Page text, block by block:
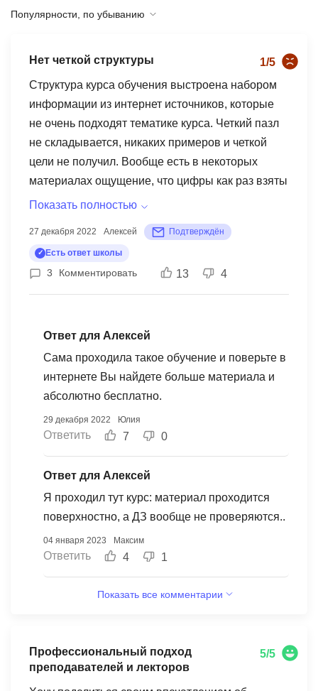
Популярности, по убыванию
Нет четкой структуры
1/5
Структура курса обучения выстроена набором
информации из интернет источников, которые
не очень подходят тематике курса. Четкий пазл
не складывается, никаких примеров и четкой
цели не получил. Вообще есть в некоторых
материалах ощущение, что цифры как раз взяты
та угад. Когда начинаешь задавать вопросы, то
абсолютного непонимания, рассказывают на
лекции методику решения определенной задачи,
когда дают дз уже требуют использовать
абсолютно другую методику, не ту которую
полученные знания?! Получается только гугл в
помощь но только оплату за курс взимают за
оказания услуг в качестве знаний, а не умение
искать в гугл. Честно сказать, что на ютубе и то
усвоится и главное бесплатно. Хоть курс мне
потраченных средств. Полезной информации
Показать полностью
27 декабря 2022 Алексей Подтверждён
Есть ответ школы
3 Комментировать 13 4
Ответ для Алексей
Сама проходила такое обучение и поверьте в
интернете Вы найдете больше материала и
абсолютно бесплатно.
29 декабря 2022 Юлия
Ответить 7 0
Ответ для Алексей
Я проходил тут курс: материал проходится
поверхностно, а ДЗ вообще не проверяются..
04 января 2023 Максим
Ответить 4 1
Показать все комментарии
Профессиональный подход
преподавателей и лекторов
5/5